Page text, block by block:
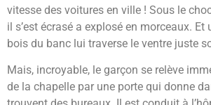
vitesse des voitures en ville ! Sous le
il s’est écrasé a explosé en morceaux.
bois du banc lui traverse le ventre juste
Mais, incroyable, le garçon se relève
de la chapelle par une porte qui donne